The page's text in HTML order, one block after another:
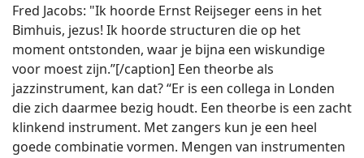
Fred Jacobs: "Ik hoorde Ernst Reijseger eens in het
Bimhuis, jezus! Ik hoorde structuren die op het
moment ontstonden, waar je bijna een wiskundige
voor moest zijn.”[/caption] Een theorbe als
jazzinstrument, kan dat? “Er is een collega in Londen
die zich daarmee bezig houdt. Een theorbe is een zacht
klinkend instrument. Met zangers kun je een heel
goede combinatie vormen. Mengen van instrumenten